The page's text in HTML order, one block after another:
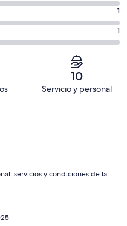
1
1
10
Servicio y personal
servicios y condiciones de la